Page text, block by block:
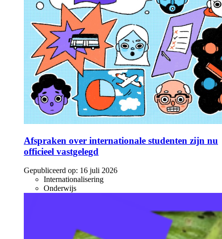
Afspraken over internationale studenten zijn nu
officieel vastgelegd
Gepubliceerd op: 16 juli 2026
Internationalisering
Onderwijs